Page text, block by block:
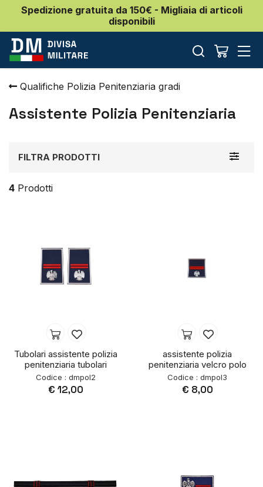
Spedizione gratuita da 150€ - Migliaia di articoli
disponibili
Qualifiche Polizia Penitenziaria gradi
Assistente Polizia Penitenziaria
Toggle
FILTRA PRODOTTI
4 Prodotti
Tubolari assistente polizia
penitenziaria tubolari
Codice : dmpol2
€ 12,00
assistente polizia
penitenziaria velcro polo
Codice : dmpol3
€ 8,00